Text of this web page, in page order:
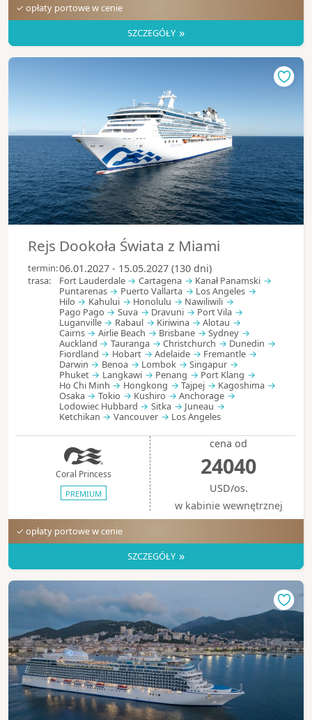
✓ opłaty portowe w cenie
SZCZEGÓŁY »
Rejs Dookoła Świata z Miami
termin:06.01.2027 - 15.05.2027 (130 dni)
trasa: Fort Lauderdale Cartagena
Kanał Panamski
Puntarenas
Puerto Vallarta
Los Angeles
Hilo
Kahului Honolulu
Nawiliwili
Pago Pago
Suva Dravuni
Port Vila
Luganville
Rabaul Kiriwina
Alotau
Cairns
Airlie Beach Brisbane
Sydney
Auckland
Tauranga Christchurch
Dunedin
Fiordland
Hobart Adelaide
Fremantle
Darwin
Benoa Lombok
Singapur
Phuket
Langkawi Penang
Port Klang
Ho Chi Minh
Hongkong Tajpej
Kagoshima
Osaka
Tokio Kushiro
Anchorage
Lodowiec Hubbard
Sitka
Juneau
Ketchikan
Vancouver Los Angeles
Coral Princess
PREMIUM
cena od
24040
USD/os.
w kabinie wewnętrznej
✓ opłaty portowe w cenie
SZCZEGÓŁY »